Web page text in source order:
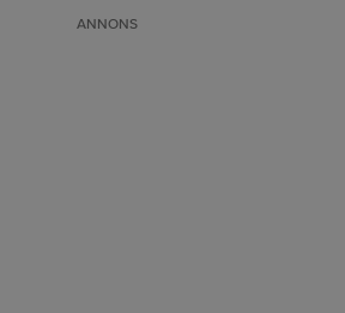
ANNONS